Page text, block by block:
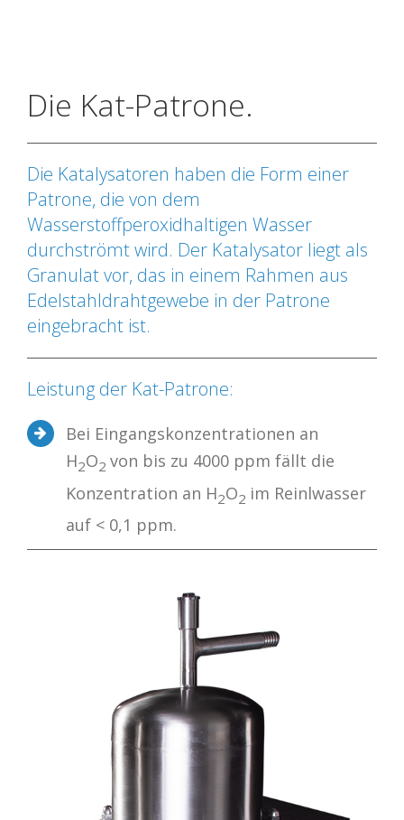
Die Kat-Patrone.
Die Katalysatoren haben die Form einer
Patrone, die von dem
Wasserstoffperoxidhaltigen Wasser
durchströmt wird. Der Katalysator liegt als
Granulat vor, das in einem Rahmen aus
Edelstahldrahtgewebe in der Patrone
eingebracht ist.
Leistung der Kat-Patrone:
Bei Eingangskonzentrationen an
H2O2von bis zu 4000 ppm fällt die
Konzentration an H2O2 im Reinlwasser
auf < 0,1 ppm.